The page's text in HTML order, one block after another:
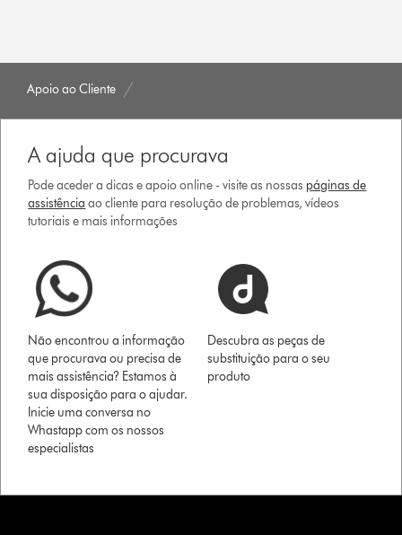
Apoio ao Cliente
A ajuda que procurava
Pode aceder a dicas e apoio online - visite as nossas páginas de
assistência ao cliente para resolução de problemas, vídeos
tutoriais e mais informações
Não encontrou a informação
que procurava ou precisa de
mais assistência? Estamos à
sua disposição para o ajudar.
Inicie uma conversa no
Whastapp com os nossos
especialistas
Descubra as peças de
substituição para o seu
produto